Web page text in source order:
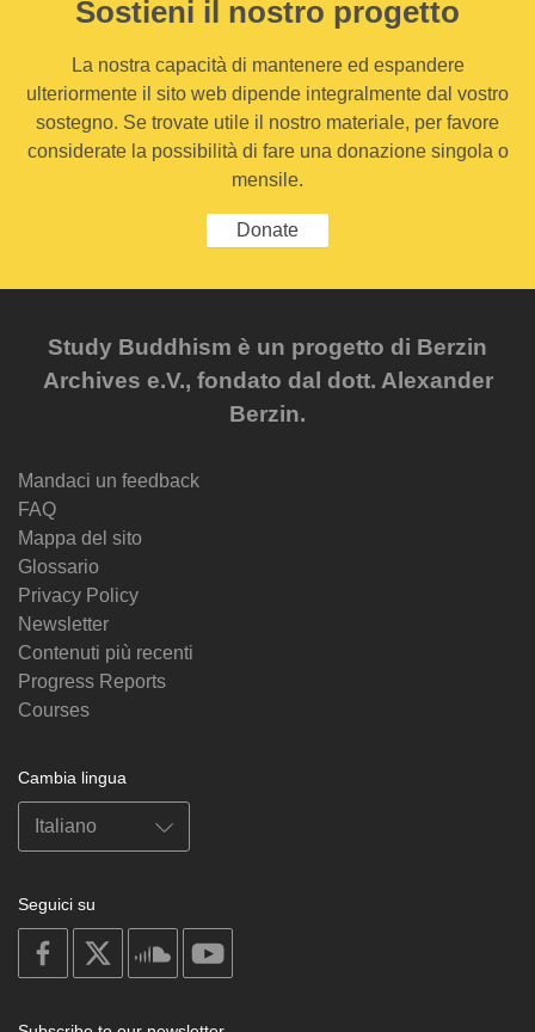
Sostieni il nostro progetto
La nostra capacità di mantenere ed espandere
ulteriormente il sito web dipende integralmente dal vostro
sostegno. Se trovate utile il nostro materiale, per favore
considerate la possibilità di fare una donazione singola o
mensile.
Donate
Study Buddhism è un progetto di Berzin
Archives e.V., fondato dal dott. Alexander
Berzin.
Mandaci un feedback
FAQ
Mappa del sito
Glossario
Privacy Policy
Newsletter
Contenuti più recenti
Progress Reports
Courses
Cambia lingua
Seguici su
on
facebook
soundcloud